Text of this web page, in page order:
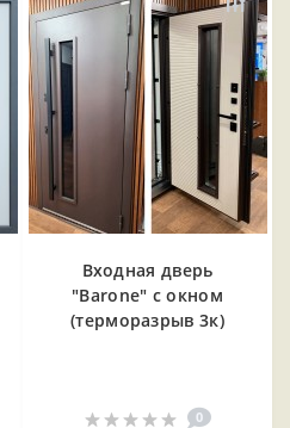
Входная дверь
"Barone" с окном
(терморазрыв 3к)
0